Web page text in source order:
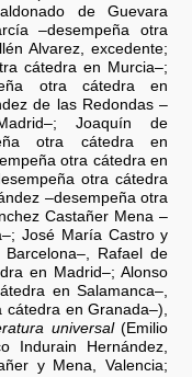
de Guevara
–desempeña otra
Alvarez, excedente;
cátedra en Murcia–;
otra cátedra en
de las Redondas –
Joaquín de
otra cátedra en
otra cátedra en
otra cátedra
–desempeña otra
Castañer Mena –
José María Castro y
Rafael de
en Madrid–; Alonso
en Salamanca–,
cátedra en Granada–),
universal(Emilio
Indurain Hernández,
y Mena, Valencia;